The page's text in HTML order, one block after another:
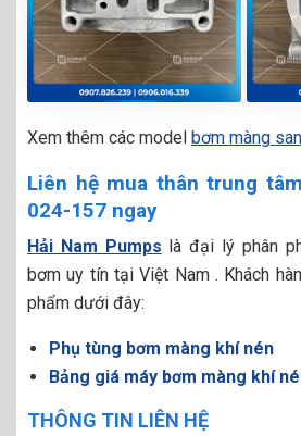
Xem thêm các model bơm màng
Liên hệ mua thân trung
024-157 ngay
Hải Nam Pumps là đại lý phân
bơm uy tín tại Việt Nam . Khách
phẩm dưới đây:
Phụ tùng bơm màng khí nén
Bảng giá máy bơm màng khí
THÔNG TIN LIÊN HỆ